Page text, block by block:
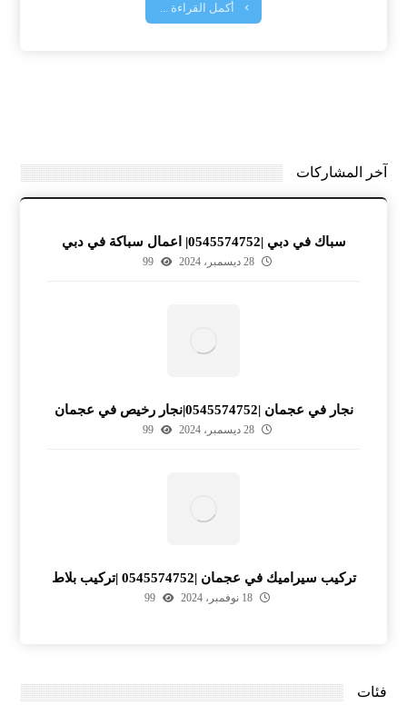
أكمل القراءة ...
آخر المشاركات
سباك في دبي |0545574752| اعمال سباكة في دبي
28 ديسمبر، 2024 99
نجار في عجمان |0545574752|نجار رخيص في عجمان
28 ديسمبر، 2024 99
تركيب سيراميك في عجمان |0545574752 |تركيب بلاط
18 نوفمبر، 2024 99
فئات